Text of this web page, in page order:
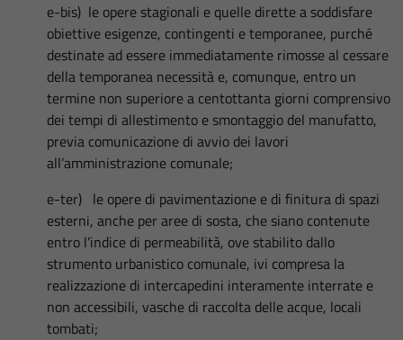
e-bis) le opere stagionali e quelle dirette a soddisfare
obiettive esigenze, contingenti e temporanee, purché
destinate ad essere immediatamente rimosse al cessare
della temporanea necessità e, comunque, entro un
termine non superiore a centottanta giorni comprensivo
dei tempi di allestimento e smontaggio del manufatto,
previa comunicazione di avvio dei lavori
all’amministrazione comunale;
e-ter) le opere di pavimentazione e di finitura di spazi
esterni, anche per aree di sosta, che siano contenute
entro l’indice di permeabilità, ove stabilito dallo
strumento urbanistico comunale, ivi compresa la
realizzazione di intercapedini interamente interrate e
non accessibili, vasche di raccolta delle acque, locali
tombati;